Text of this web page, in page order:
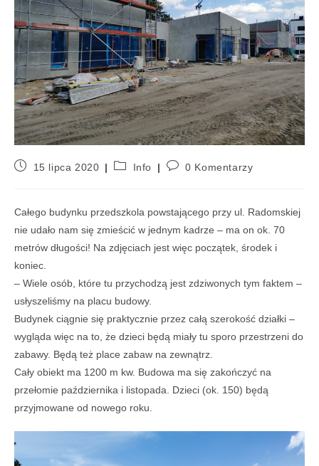
15 lipca 2020 Info 0 Komentarzy
Całego budynku przedszkola powstającego przy ul. Radomskiej
nie udało nam się zmieścić w jednym kadrze – ma on ok. 70
metrów długości! Na zdjęciach jest więc początek, środek i
koniec.
– Wiele osób, które tu przychodzą jest zdziwonych tym faktem –
usłyszeliśmy na placu budowy.
Budynek ciągnie się praktycznie przez całą szerokość działki –
wygląda więc na to, że dzieci będą miały tu sporo przestrzeni do
zabawy. Będą też place zabaw na zewnątrz.
Cały obiekt ma 1200 m kw. Budowa ma się zakończyć na
przełomie października i listopada. Dzieci (ok. 150) będą
przyjmowane od nowego roku.